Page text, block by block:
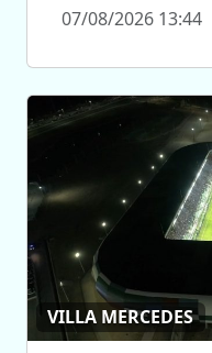
07/08/2026 13:44
VILLA MERCEDES